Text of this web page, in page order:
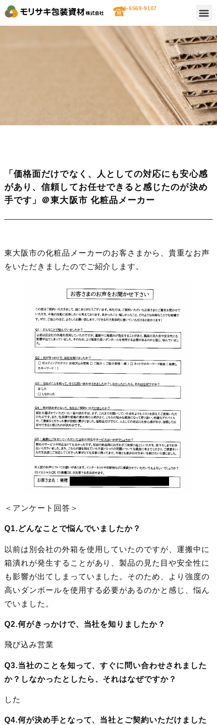
06-6569-9107
「価格面だけでなく、人としての対応にも安心感
があり、信頼してお任せできると感じたのが決め
手です」＠東大阪市 化粧品メーカー
東大阪市の化粧品メーカーのお客さまから、貴重なお声
をいただきましたのでご紹介します。
＜アンケート回答＞
Q1.どんなことで悩んでいましたか？
以前は別会社の外箱を使用していたのですが、運搬中に
箱潰れが発生することがあり、製品の見た目や安全性に
も影響が出てしまっていました。そのため、より強度の
高いダンボールを使用する必要があるのかと感じ、悩ん
でいました。
Q2.何がきっかけで、当社を知りましたか？
飛び込み営業
Q3.当社のことを知って、すぐに問い合わせされました
か？しなかったとしたら、それはなぜですか？
した
Q4.何が決め手となって、当社とご契約いただけました